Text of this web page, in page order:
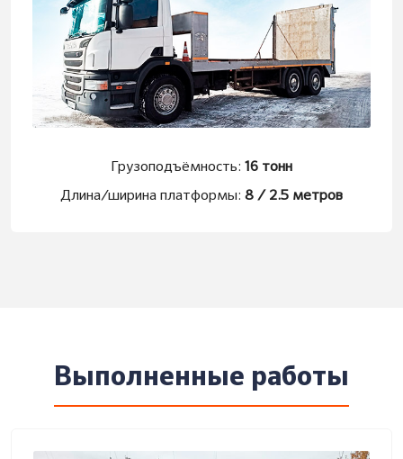
Грузоподъёмность: 16 тонн
Длина/ширина платформы: 8 / 2.5 метров
Выполненные работы